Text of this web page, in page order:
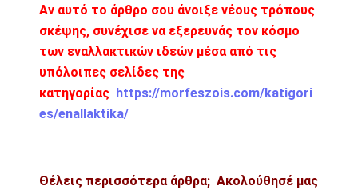
Αν αυτό το άρθρο σου άνοιξε νέους τρόπους
σκέψης, συνέχισε να εξερευνάς τον κόσμο
των εναλλακτικών ιδεών μέσα από τις
υπόλοιπες σελίδες της
κατηγορίας https://morfeszois.com/katigori
es/enallaktika/
Θέλεις περισσότερα άρθρα; Ακολούθησέ μας